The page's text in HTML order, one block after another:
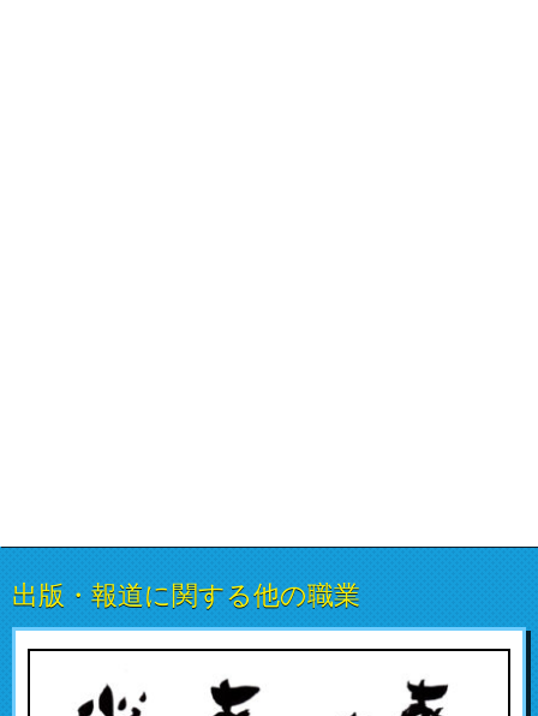
出版・報道に関する他の職業